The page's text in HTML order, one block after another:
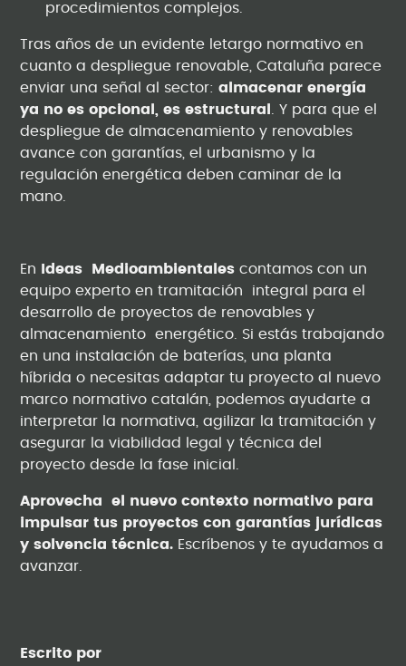
Escrito por
procedimientos complejos.
Tras años de un evidente letargo normativo en
cuanto a despliegue renovable, Cataluña parece
enviar una señal al sector: almacenar energía
ya no es opcional, es estructural
. Y para que el
despliegue de almacenamiento y renovables
avance con garantías, el urbanismo y la
regulación energética deben caminar de la
mano.
En Ideas Medioambientales contamos con un
equipo experto en tramitación integral para el
desarrollo de proyectos de renovables y
almacenamiento energético. Si estás trabajando
en una instalación de baterías, una planta
híbrida o necesitas adaptar tu proyecto al nuevo
marco normativo catalán, podemos ayudarte a
interpretar la normativa, agilizar la tramitación y
asegurar la viabilidad legal y técnica del
proyecto desde la fase inicial.
Aprovecha el nuevo contexto normativo para
impulsar tus proyectos con garantías jurídicas
y solvencia técnica. Escríbenos y te ayudamos a
avanzar.